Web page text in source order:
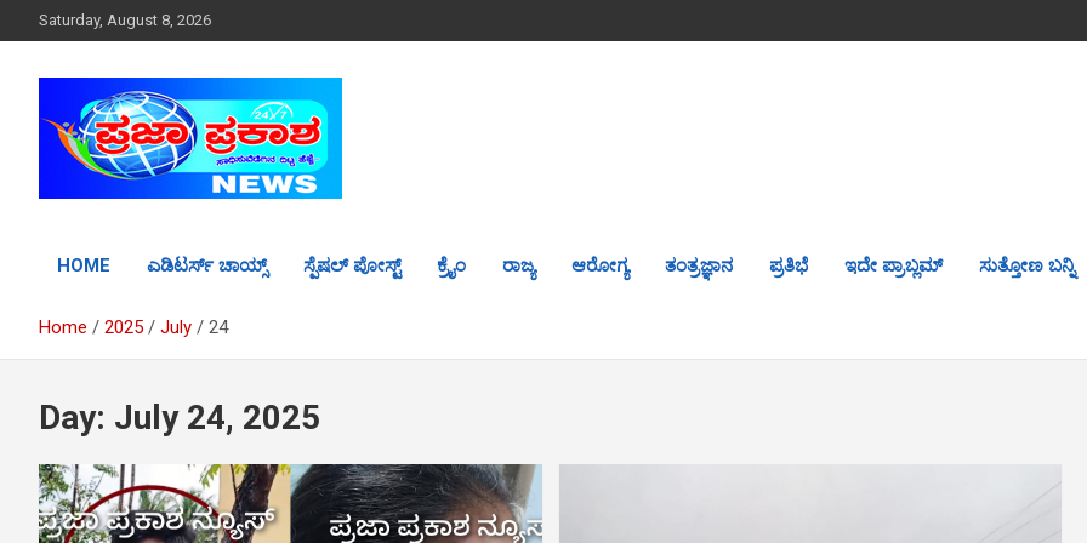
k
Saturday, August 8, 2026
HOME ಎಡಿಟರ್ಸ್ ಚಾಯ್ಸ್ ಸ್ಪೆಷಲ್ ಪೋಸ್ಟ್ ಕ್ರೈಂ ರಾಜ್ಯ ಆರೋಗ್ಯ ತಂತ್ರಜ್ಞಾನ ಪ್ರತಿಭೆ ಇದೇ ಪ್ರಾಬ್ಲಮ್ ಸುತ್ತೋಣ ಬನ್ನಿ
Home 2025 July 24
Day: July 24, 2025